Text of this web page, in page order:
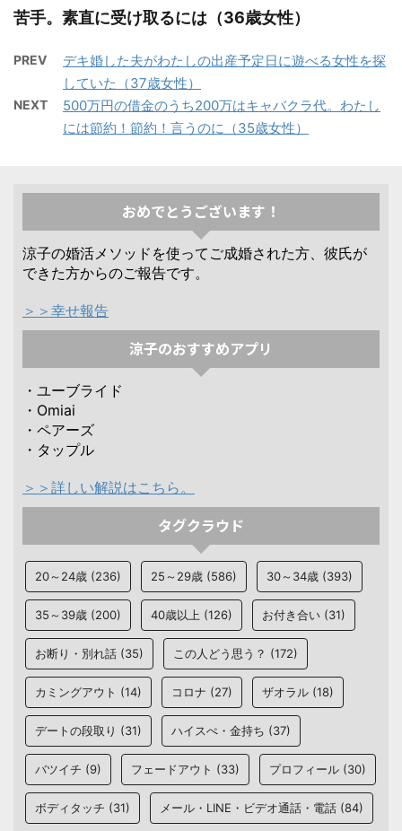
苦手。素直に受け取るには（36歳女性）
PREV
デキ婚した夫がわたしの出産予定日に遊べる女性を探
していた（37歳女性）
NEXT
500万円の借金のうち200万はキャバクラ代。わたし
には節約！節約！言うのに（35歳女性）
おめでとうございます！
涼子の婚活メソッドを使ってご成婚された方、彼氏が
できた方からのご報告です。
＞＞幸せ報告
涼子のおすすめアプリ
・ユーブライド
・Omiai
・ペアーズ
・タップル
＞＞詳しい解説はこちら。
タグクラウド
20～24歳 (236) 25～29歳 (586) 30～34歳 (393)
35～39歳 (200) 40歳以上 (126) お付き合い (31)
お断り・別れ話 (35) この人どう思う？ (172)
カミングアウト (14) コロナ (27) ザオラル (18)
デートの段取り (31) ハイスぺ・金持ち (37)
バツイチ (9) フェードアウト (33) プロフィール (30)
ボディタッチ (31) メール・LINE・ビデオ通話・電話 (84)